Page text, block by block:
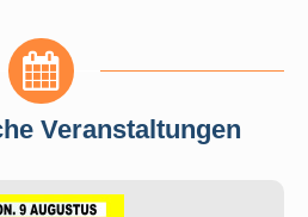
Veranstaltungen